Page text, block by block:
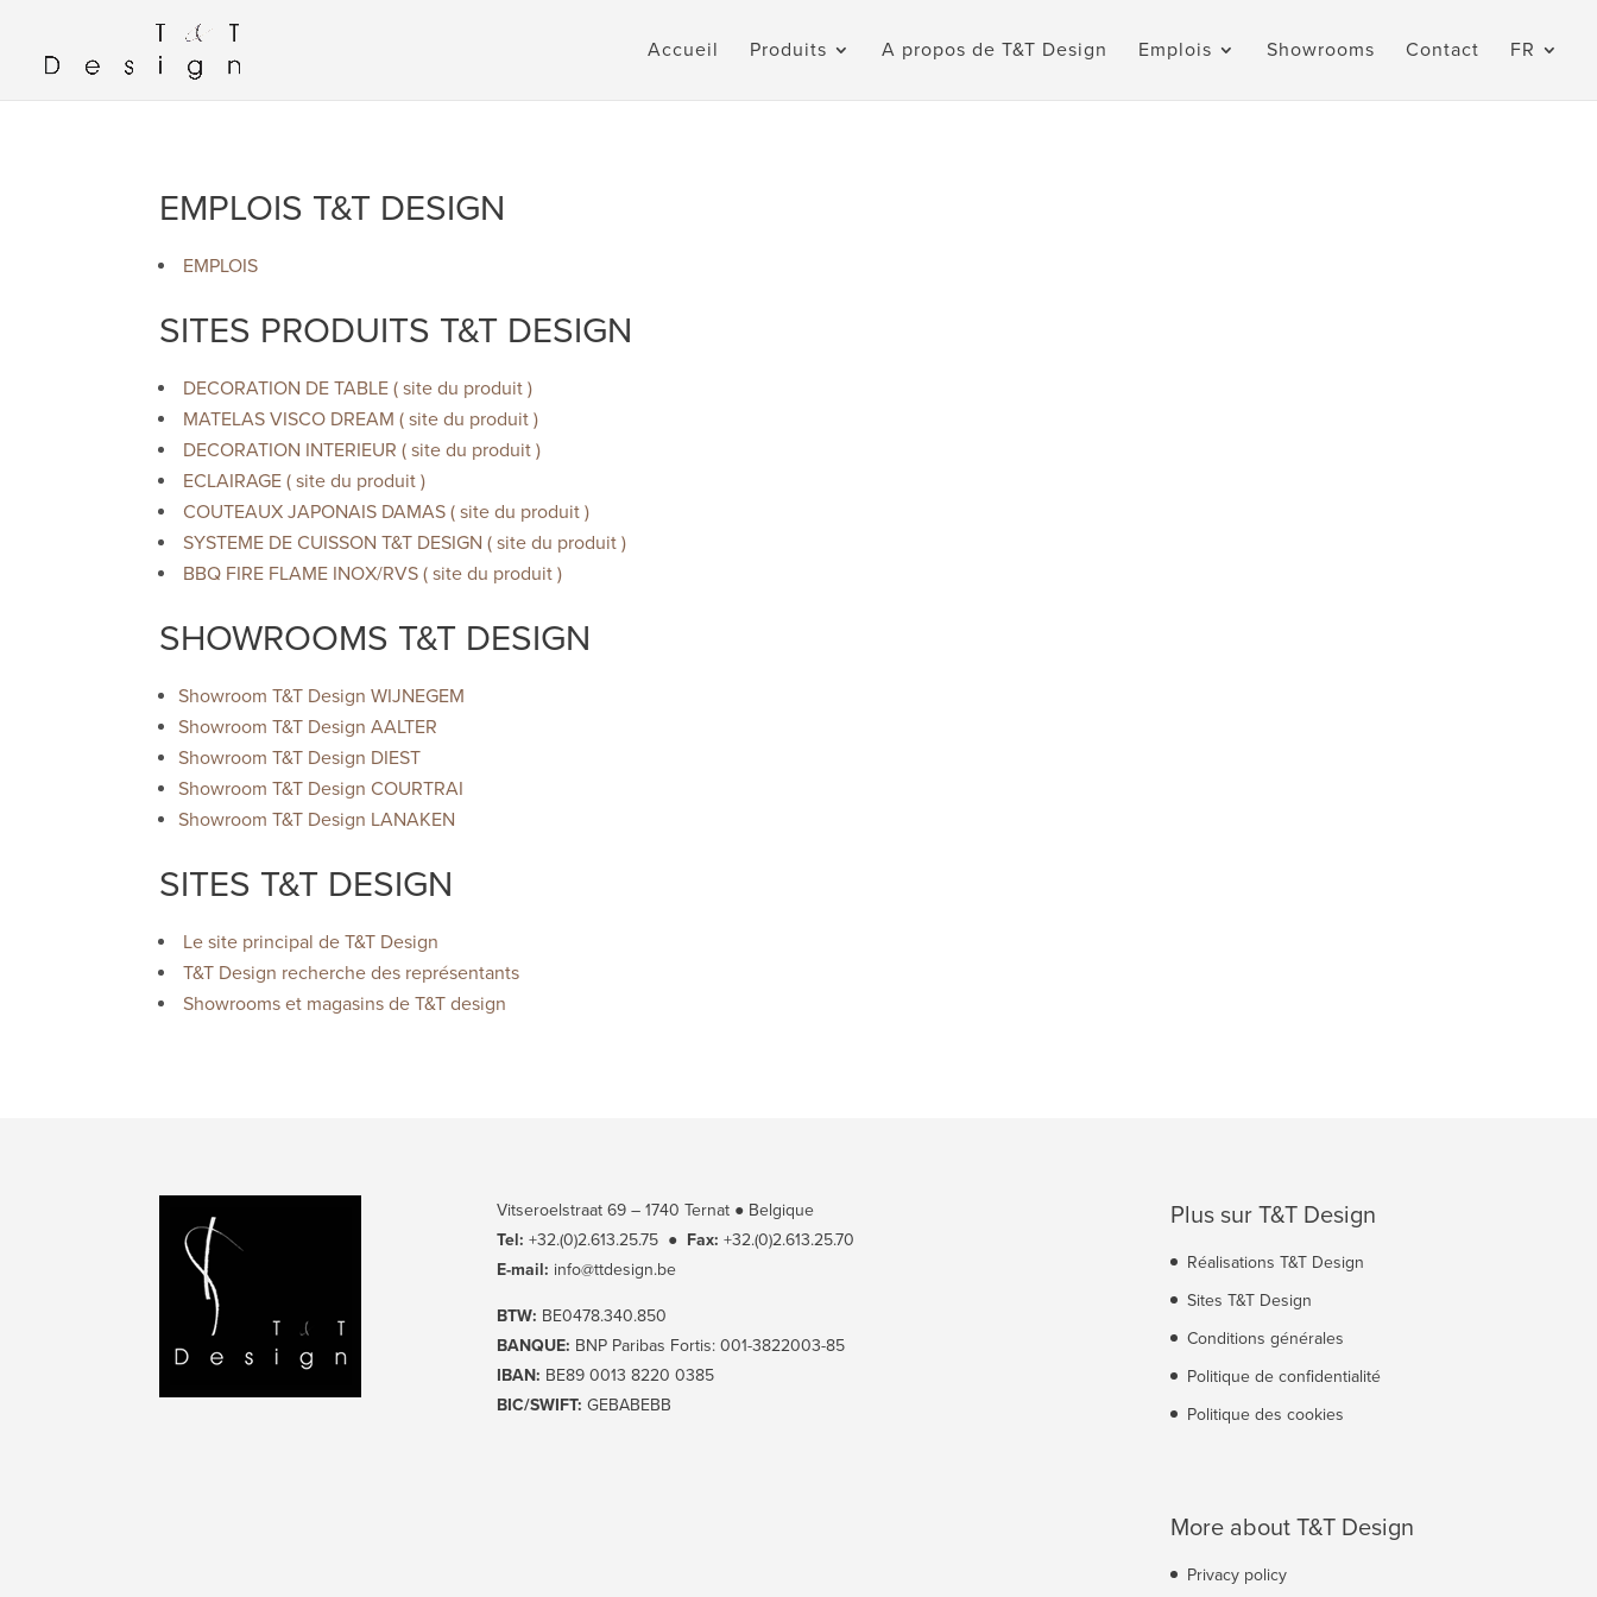
Accueil Produits A propos de T&T Design Emplois Showrooms Contact FR
EMPLOIS T&T DESIGN
EMPLOIS
SITES PRODUITS T&T DESIGN
DECORATION DE TABLE ( site du produit )
MATELAS VISCO DREAM ( site du produit )
DECORATION INTERIEUR ( site du produit )
ECLAIRAGE ( site du produit )
COUTEAUX JAPONAIS DAMAS ( site du produit )
SYSTEME DE CUISSON T&T DESIGN ( site du produit )
BBQ FIRE FLAME INOX/RVS ( site du produit )
SHOWROOMS T&T DESIGN
Showroom T&T Design WIJNEGEM
Showroom T&T Design AALTER
Showroom T&T Design DIEST
Showroom T&T Design COURTRAI
Showroom T&T Design LANAKEN
SITES T&T DESIGN
Le site principal de T&T Design
T&T Design recherche des représentants
Showrooms et magasins de T&T design
Vitseroelstraat 69 – 1740 Ternat ● Belgique
Tel: +32.(0)2.613.25.75● Fax: +32.(0)2.613.25.70
E-mail: info@ttdesign.be
BTW: BE0478.340.850
BANQUE: BNP Paribas Fortis: 001-3822003-85
IBAN: BE89 0013 8220 0385
BIC/SWIFT: GEBABEBB
Plus sur T&T Design
Réalisations T&T Design
Sites T&T Design
Conditions générales
Politique de confidentialité
Politique des cookies
More about T&T Design
Privacy policy